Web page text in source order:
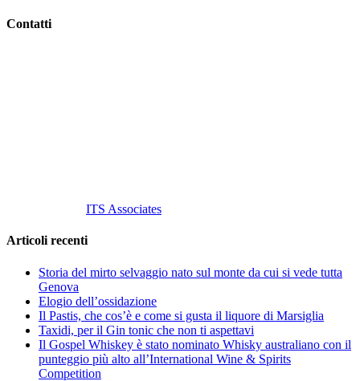
Contatti
ITS Associates
Articoli recenti
Storia del mirto selvaggio nato sul monte da cui si vede tutta
Genova
Elogio dell’ossidazione
Il Pastis, che cos’è e come si gusta il liquore di Marsiglia
Taxidi, per il Gin tonic che non ti aspettavi
Il Gospel Whiskey è stato nominato Whisky australiano con il
punteggio più alto all’International Wine & Spirits
Competition